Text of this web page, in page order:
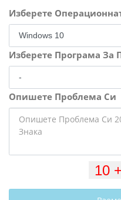
Изберете
Изберете Програма За
Опишете Проблема Си